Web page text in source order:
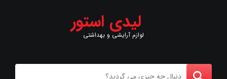
لیدی استور
لوازم آرایشی و بهداشتی